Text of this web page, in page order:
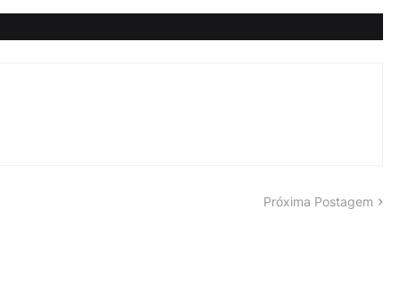
Próxima Postagem